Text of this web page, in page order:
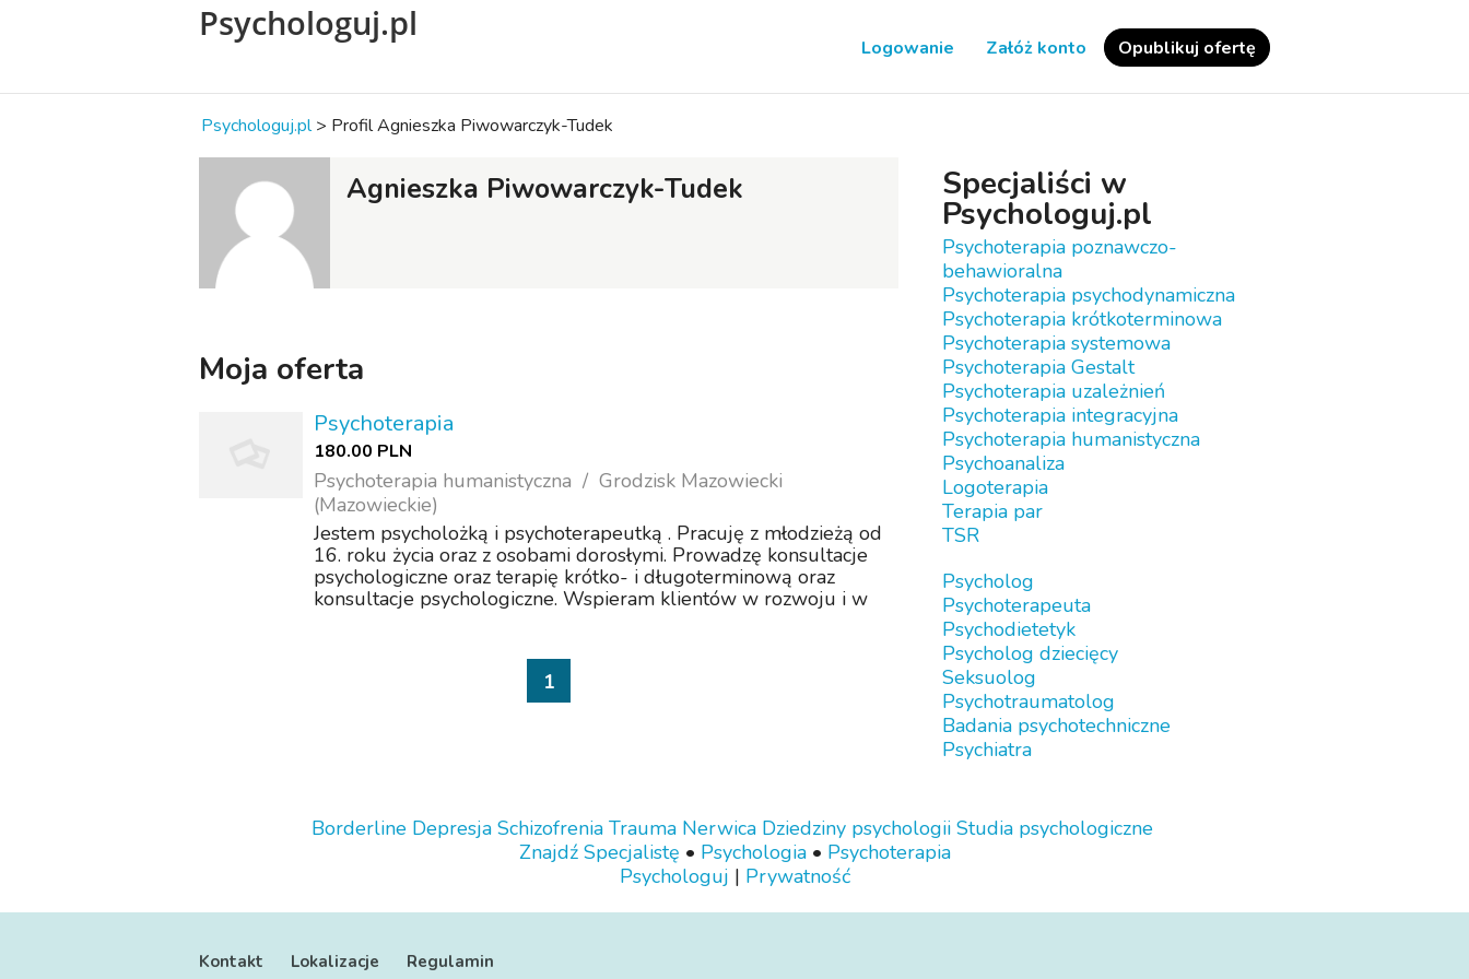
Psychologuj.pl
Logowanie Załóż konto Opublikuj ofertę
Psychologuj.pl > Profil Agnieszka Piwowarczyk-Tudek
Agnieszka Piwowarczyk-Tudek
Moja oferta
Psychoterapia
180.00 PLN
Psychoterapia humanistyczna
Grodzisk Mazowiecki
(Mazowieckie)
Jestem psycholożką i psychoterapeutką . Pracuję z młodzieżą od
16. roku życia oraz z osobami dorosłymi. Prowadzę konsultacje
psychologiczne oraz terapię krótko- i długoterminową oraz
konsultacje psychologiczne. Wspieram klientów w rozwoju i w
1
Specjaliści w
Psychologuj.pl
Psychoterapia poznawczo-
behawioralna
Psychoterapia psychodynamiczna
Psychoterapia krótkoterminowa
Psychoterapia systemowa
Psychoterapia Gestalt
Psychoterapia uzależnień
Psychoterapia integracyjna
Psychoterapia humanistyczna
Psychoanaliza
Logoterapia
Terapia par
TSR
Psycholog
Psychoterapeuta
Psychodietetyk
Psycholog dziecięcy
Seksuolog
Psychotraumatolog
Badania psychotechniczne
Psychiatra
Borderline Depresja Schizofrenia Trauma Nerwica Dziedziny psychologii Studia psychologiczne
Znajdź Specjalistę • Psychologia• Psychoterapia
Psychologuj | Prywatność
Kontakt Lokalizacje Regulamin